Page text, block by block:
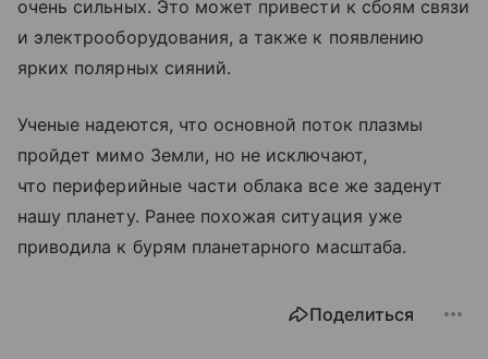
очень сильных. Это может привести к сбоям связи
и электрооборудования, а также к появлению
ярких полярных сияний.
Ученые надеются, что основной поток плазмы
пройдет мимо Земли, но не исключают,
что периферийные части облака все же заденут
нашу планету. Ранее похожая ситуация уже
приводила к бурям планетарного масштаба.
Поделиться